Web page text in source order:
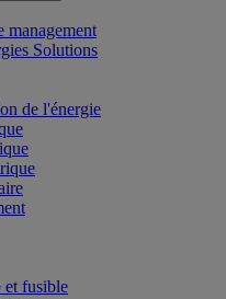
management
Solutions
de l'énergie
et fusible